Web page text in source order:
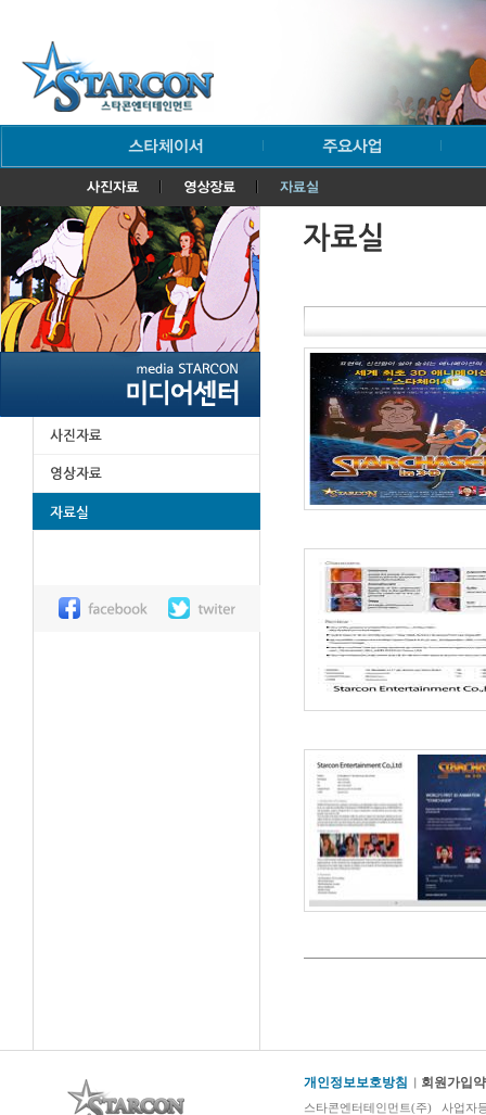
개인정보보호방침 회원가입
스타콘엔터테인먼트(주) 사업자